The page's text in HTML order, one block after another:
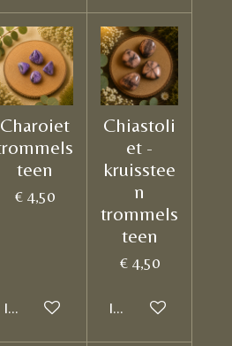
Charoiet
teen
€ 4,50
In winkelwagen
Chiastoli
et -
kruisstee
n
trommels
teen
€ 4,50
In winkelwagen